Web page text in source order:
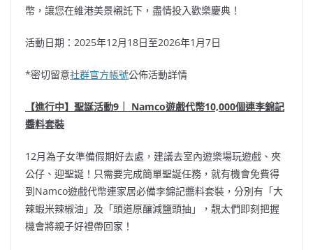
幣，讓您在維港美景襯託下，盡情投入歡樂慶典！
活動日期：2025年12月18日至2026年1月7日
*密切留意社群官方帳號公佈活動詳情
【進行中】聖誕活動9｜ Namco遊戲代幣10,000個連李錦記
醬料套裝
12月為子女準備假期好去處，建議去室內遊樂場玩遊戲、夾
公仔、迎聖誕！只需要完成簡單聖誕任務，就有機會免費得
到Namco遊戲代幣連家居必備李錦記醬料套裝，分別有「大
辣蝦米辣椒油」及「頭道原釀減鹽頭抽」，靚太們即刻把握
機會將親子好禮帶回家！